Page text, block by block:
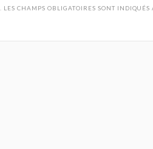
LES CHAMPS OBLIGATOIRES SONT INDIQUÉS